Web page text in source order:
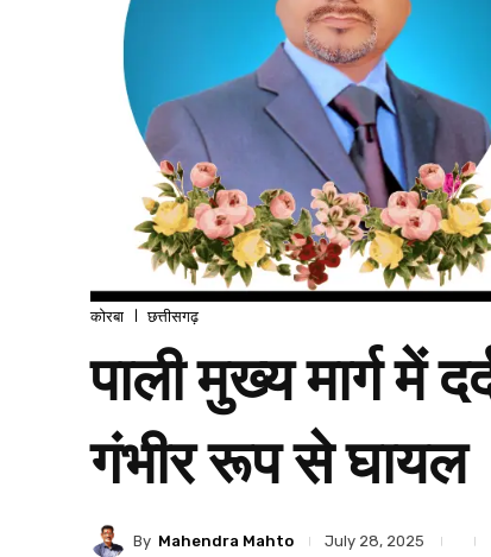
कोरबा छत्तीसगढ़
पाली मुख्य मार्ग में
गंभीर रूप से घायल
By Mahendra Mahto July 28, 2025